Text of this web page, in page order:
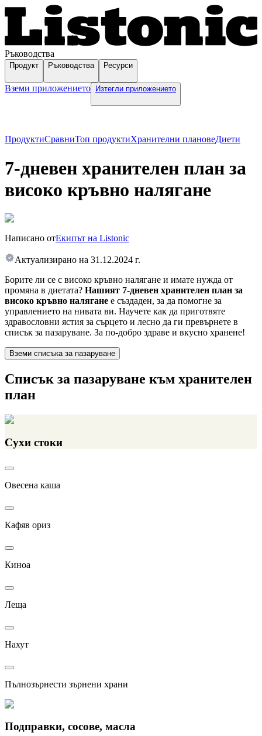
Ръководства
Продукт Ръководства Ресурси
Вземи приложението Изтегли приложението
ПродуктиСравниТоп продуктиХранителни плановеДиети
7-дневен хранителен план за
високо кръвно налягане
Написано отЕкипът на Listonic
Актуализирано на 31.12.2024 г.
Борите ли се с високо кръвно налягане и имате нужда от
промяна в диетата? Нашият 7-дневен хранителен план за
високо кръвно налягане е създаден, за да помогне за
управлението на нивата ви. Научете как да приготвяте
здравословни ястия за сърцето и лесно да ги превърнете в
списък за пазаруване. За по-добро здраве и вкусно хранене!
Вземи списъка за пазаруване
Списък за пазаруване към хранителен
план
Сухи стоки
Овесена каша
Кафяв ориз
Киноа
Леща
Нахут
Пълнозърнести зърнени храни
Подправки, сосове, масла